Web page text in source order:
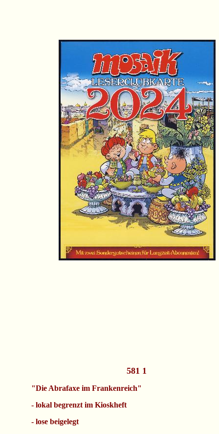
581 1
"Die Abrafaxe im Frankenreich"
- lokal begrenzt im Kioskheft
- lose beigelegt